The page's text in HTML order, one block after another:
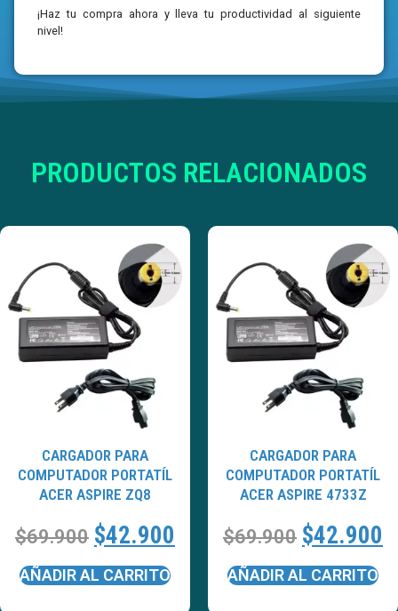
¡Haz tu compra ahora y lleva tu productividad al siguiente
nivel!
PRODUCTOS RELACIONADOS
CARGADOR PARA
COMPUTADOR PORTATÍL
ACER ASPIRE ZQ8
$69.900 $42.900
AÑADIR AL CARRITO
CARGADOR PARA
COMPUTADOR PORTATÍL
ACER ASPIRE 4733Z
$69.900 $42.900
AÑADIR AL CARRITO